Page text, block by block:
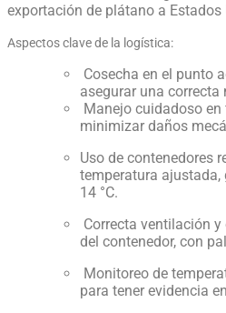
exportación de plátano a Estados
Aspectos clave de la logística:
Cosecha en el punto
asegurar una
Manejo cuidadoso
minimizar daños
Uso de contenedores
temperatura ajustada,
14 °C.
Correcta ventilación
del contenedor, con
Monitoreo de
para tener evidencia